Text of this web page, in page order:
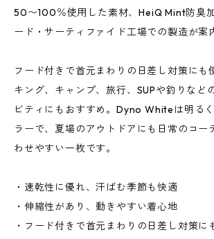
50〜100％使用した素材、HeiQ Mint防臭
ード・サーティファイド工場での製造が案
フード付きで首元まわりの日差し対策にも
キング、キャンプ、旅行、SUPや釣りなど
ビティにもおすすめ。Dyno Whiteは明る
ラーで、夏場のアウトドアにも日常のコー
わせやすい一枚です。
・速乾性に優れ、汗ばむ季節も快適
・伸縮性があり、動きやすい着心地
・フード付きで首元まわりの日差し対策に